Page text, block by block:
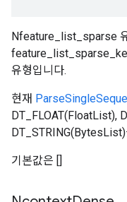
Nfeature_list_sparse
유형입니다.
현재
DT_FLOAT(FloatList),
DT_STRING(BytesList)
기본값은 []